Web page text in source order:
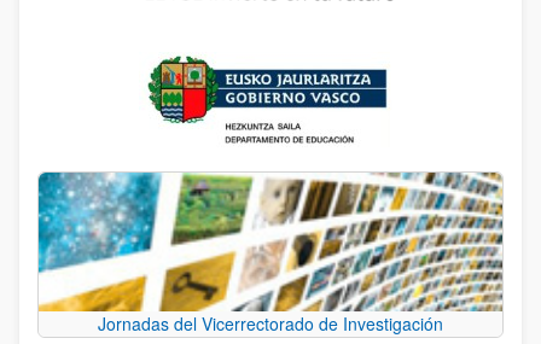
Jornadas del Vicerrectorado de Investigación